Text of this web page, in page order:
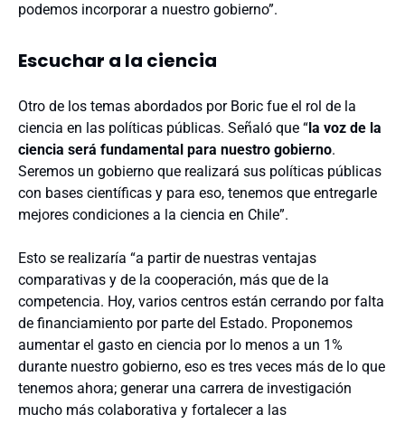
podemos incorporar a nuestro gobierno”.
Escuchar a la ciencia
Otro de los temas abordados por Boric fue el rol de la
ciencia en las políticas públicas. Señaló que “la voz de la
ciencia será fundamental para nuestro gobierno.
Seremos un gobierno que realizará sus políticas públicas
con bases científicas y para eso, tenemos que entregarle
mejores condiciones a la ciencia en Chile”.
Esto se realizaría “a partir de nuestras ventajas
comparativas y de la cooperación, más que de la
competencia. Hoy, varios centros están cerrando por falta
de financiamiento por parte del Estado. Proponemos
aumentar el gasto en ciencia por lo menos a un 1%
durante nuestro gobierno, eso es tres veces más de lo que
tenemos ahora; generar una carrera de investigación
mucho más colaborativa y fortalecer a las